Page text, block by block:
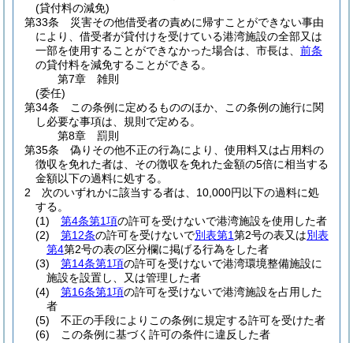
(貸付料の減免)
第33条
災害その他借受者の責めに帰すことができない事由
により、借受者が貸付けを受けている港湾施設の全部又は
一部を使用することができなかった場合は、市長は、 前条
の貸付料を減免することができる。
第7章
雑則
(委任)
第34条
この条例に定めるもののほか、この条例の施行に関
し必要な事項は、規則で定める。
第8章
罰則
第35条
偽りその他不正の行為により、使用料又は占用料の
徴収を免れた者は、その徴収を免れた金額の5倍に相当する
金額以下の過料に処する。
2
次のいずれかに該当する者は、10,000円以下の過料に処
する。
(1)
第4条第1項の許可を受けないで港湾施設を使用した者
(2)
第12条の許可を受けないで別表第1第2号の表又は別表
第4第2号の表の区分欄に掲げる行為をした者
(3)
第14条第1項の許可を受けないで港湾環境整備施設に
施設を設置し、又は管理した者
(4)
第16条第1項の許可を受けないで港湾施設を占用した
者
(5)
不正の手段によりこの条例に規定する許可を受けた者
(6)
この条例に基づく許可の条件に違反した者